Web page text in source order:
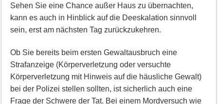
Sehen Sie eine Chance außer Haus zu übernachten,
kann es auch in Hinblick auf die Deeskalation sinnvoll
sein, erst am nächsten Tag zurückzukehren.
Ob Sie bereits beim ersten Gewaltausbruch eine
Strafanzeige (Körperverletzung oder versuchte
Körperverletzung mit Hinweis auf die häusliche Gewalt)
bei der Polizei stellen sollten, ist sicherlich auch eine
Frage der Schwere der Tat. Bei einem Mordversuch wie